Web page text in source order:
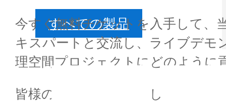
すべての製品
今すぐ無料チケットを入手して、
キスパートと交流し、ライブデモ
理空間プロジェクトにどのように
皆様のお越しをお待ちしておりま